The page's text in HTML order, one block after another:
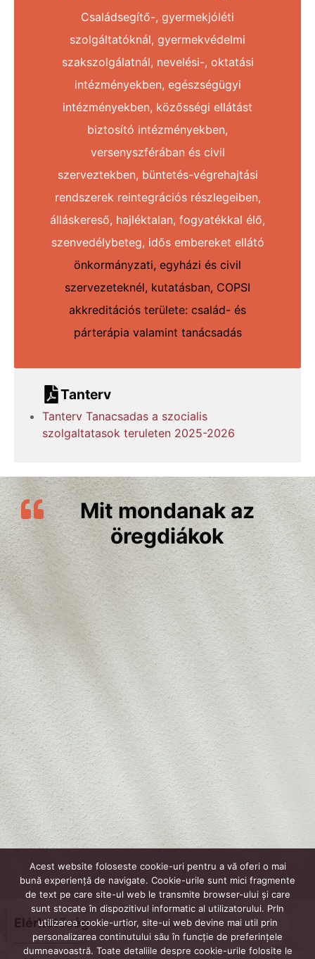
Családsegítő-, gyermekjóléti
szolgáltatóknál, gyermekvédelmi
szakszolgálatnál, nevelési-, oktatási
intézményekben, egészségügyi
intézményekben, közősségi ellátást
biztosító intézményekben,
versenyszférában és civil
szerveztekben, büntetés-végrehajtási
rendszerek reintegrációs részlegeiben,
álláskereső, hajléktalan, fogyatékkal élő,
szenvedélybeteg, idős embereket ellátó
önkormányzati, egyházi és civil
szervezeteknél, kutatásban, COPSI
akkreditációs területe: család- és
párterápia valamint tanácsadás
Tanterv
Tanterv Tanacsadas a szocialis
szolgaltatasok teruleten 2025-2026
Mit mondanak az
öregdiákok
Elérhetőség
Acest website foloseste cookie-uri pentru a vă oferi o mai
bună experiență de navigate. Cookie-urile sunt mici fragmente
de text pe care site-ul web le transmite browser-ului și care
sunt stocate în dispozitivul informatic al utilizatorului. PrIn
utilizarea cookie-urtior, site-ui web devine mai util prin
personalizarea continutului său în funcție de preferințele
dumneavoastră. Toate detaliile despre cookie-urile folosite le